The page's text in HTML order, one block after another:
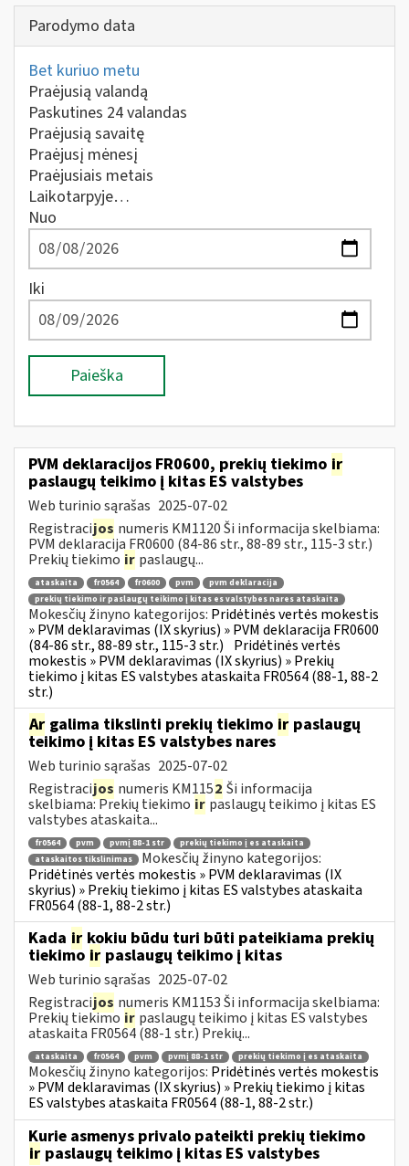
Parodymo data
Bet kuriuo metu
Praėjusią valandą
Paskutines 24 valandas
Praėjusią savaitę
Praėjusį mėnesį
Praėjusiais metais
Laikotarpyje…
Nuo
Iki
Paieška
PVM deklaracijos FR0600, prekių tiekimo ir
paslaugų teikimo į kitas ES valstybes
Web turinio sąrašas 2025-07-02
Registracijos numeris KM1120 Ši informacija skelbiama:
PVM deklaracija FR0600 (84-86 str., 88-89 str., 115-3 str.)
Prekių tiekimo ir paslaugų...
ataskaita fr0564 fr0600 pvm
pvm deklaracija
prekių tiekimo ir paslaugų teikimo į kitas es valstybes nares ataskaita
Mokesčių žinyno kategorijos: Pridėtinės vertės mokestis
» PVM deklaravimas (IX skyrius) » PVM deklaracija FR0600
(84-86 str., 88-89 str., 115-3 str.) Pridėtinės vertės
mokestis » PVM deklaravimas (IX skyrius) » Prekių
tiekimo į kitas ES valstybes ataskaita FR0564 (88-1, 88-2
str.)
Ar galima tikslinti prekių tiekimo ir paslaugų
teikimo į kitas ES valstybes nares
Web turinio sąrašas 2025-07-02
Registracijos numeris KM1152 Ši informacija
skelbiama: Prekių tiekimo ir paslaugų teikimo į kitas ES
valstybes ataskaita...
fr0564 pvm pvmį 88-1 str
prekių tiekimo į es ataskaita
ataskaitos tikslinimas
Mokesčių žinyno kategorijos:
Pridėtinės vertės mokestis » PVM deklaravimas (IX
skyrius) » Prekių tiekimo į kitas ES valstybes ataskaita
FR0564 (88-1, 88-2 str.)
Kada ir kokiu būdu turi būti pateikiama prekių
tiekimo ir paslaugų teikimo į kitas
Web turinio sąrašas 2025-07-02
Registracijos numeris KM1153 Ši informacija skelbiama:
Prekių tiekimo ir paslaugų teikimo į kitas ES valstybes
ataskaita FR0564 (88-1 str.) Prekių...
ataskaita fr0564 pvm pvmį 88-1 str prekių tiekimo į es ataskaita
Mokesčių žinyno kategorijos: Pridėtinės vertės mokestis
» PVM deklaravimas (IX skyrius) » Prekių tiekimo į kitas
ES valstybes ataskaita FR0564 (88-1, 88-2 str.)
Kurie asmenys privalo pateikti prekių tiekimo
ir paslaugų teikimo į kitas ES valstybes